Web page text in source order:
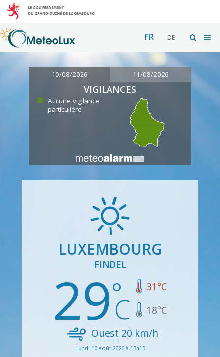
FR DE
10/08/2026 11/08/2026
VIGILANCES
Aucune vigilance
particulière
LUXEMBOURG
FINDEL
29 31°C
18°C
Ouest 20 km/h
Lundi 10 août 2026 à 13h15